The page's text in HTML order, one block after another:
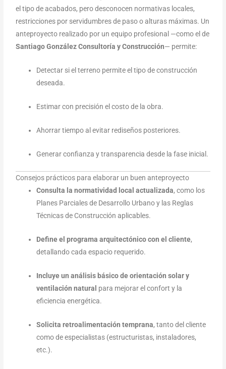
el tipo de acabados, pero desconocen normativas locales,
restricciones por servidumbres de paso o alturas máximas. Un
anteproyecto realizado por un equipo profesional —como el de
Santiago González Consultoría y Construcción— permite:
Detectar si el terreno permite el tipo de construcción
deseada.
Estimar con precisión el costo de la obra.
Ahorrar tiempo al evitar rediseños posteriores.
Generar confianza y transparencia desde la fase inicial.
Consejos prácticos para elaborar un buen anteproyecto
Consulta la normatividad local actualizada, como los
Planes Parciales de Desarrollo Urbano y las Reglas
Técnicas de Construcción aplicables.
Define el programa arquitectónico con el cliente,
detallando cada espacio requerido.
Incluye un análisis básico de orientación solar y
ventilación natural para mejorar el confort y la
eficiencia energética.
Solicita retroalimentación temprana, tanto del cliente
como de especialistas (estructuristas, instaladores,
etc.).